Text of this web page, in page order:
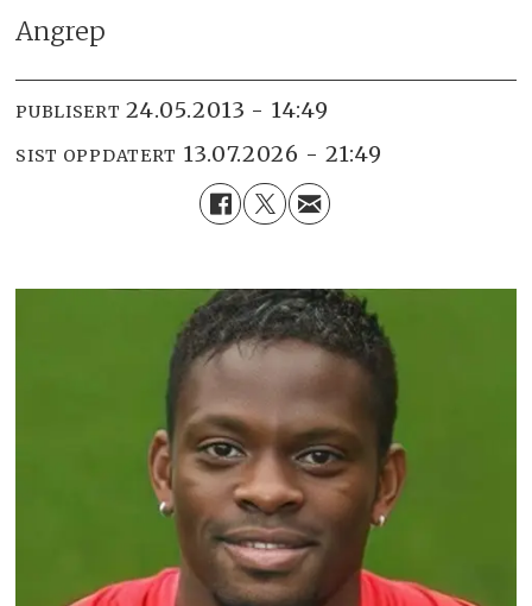
Angrep
PUBLISERT 24.05.2013 - 14:49
SIST OPPDATERT 13.07.2026 - 21:49